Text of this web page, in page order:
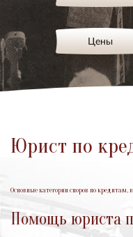
Цены
Юрист по
Основные категории споров по кредитам,
Помощь юриста